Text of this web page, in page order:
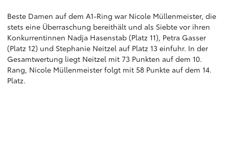
Beste Damen auf dem A1-Ring war Nicole Müllenmeister, die
stets eine Überraschung bereithält und als Siebte vor ihren
Konkurrentinnen Nadja Hasenstab (Platz 11), Petra Gasser
(Platz 12) und Stephanie Neitzel auf Platz 13 einfuhr. In der
Gesamtwertung liegt Neitzel mit 73 Punkten auf dem 10.
Rang, Nicole Müllenmeister folgt mit 58 Punkte auf dem 14.
Platz.